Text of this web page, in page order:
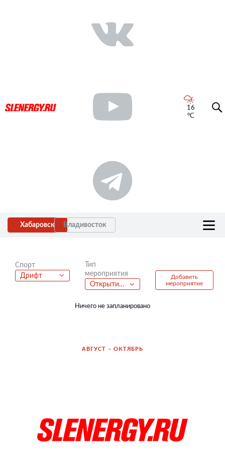
16
°C
Хабаровск Владивосток
Спорт
Дрифт
Тип
мероприятия
Открытие зимнего сезона
Добавить
мероприятие
Ничего не запланировано
АВГУСТ – ОКТЯБРЬ